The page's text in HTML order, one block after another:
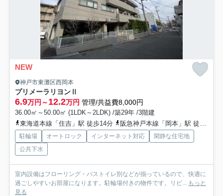
NEW
神戸市東灘区西岡本
プリメーラリヨンⅡ
6.9万円～12.2万円 管理/共益費8,000円
36.00㎡～50.00㎡ (1LDK～2LDK) /築29年 /3階建
東海道本線「住吉」駅 徒歩14分
阪急神戸本線「岡本」駅 徒歩14分
駐輪場 オートロック インターネット対応
閑静な住宅地
公共下水
室内設備はフローリング・バストイレ別などが揃っているので、快適に
過ごしやすいお部屋になります。駐輪場付きの物件です。リビ... もっと
見る